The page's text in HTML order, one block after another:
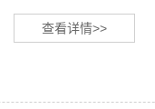
查看详情>>